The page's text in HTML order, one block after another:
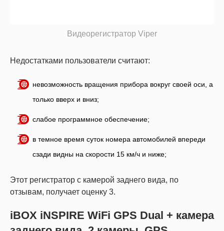
Видеорегистратор Viper
Недостатками пользователи считают:
невозможность вращения прибора вокруг своей оси, а
только вверх и вниз;
слабое программное обеспечение;
в темное время суток номера автомобилей впереди
сзади видны на скорости 15 км/ч и ниже;
Этот регистратор с камерой заднего вида, по
отзывам, получает оценку 3.
iBOX iNSPIRE WiFi GPS Dual + камера